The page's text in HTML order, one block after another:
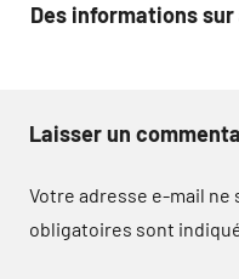
Des informations
Laisser un
Votre adresse e-mail ne
obligatoires sont